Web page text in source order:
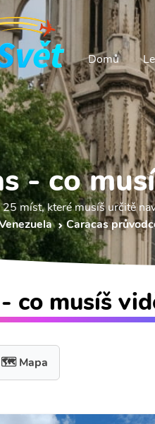
Domů
- co
míst, které musíš určitě
Caracas
co musíš
🗺️ Mapa